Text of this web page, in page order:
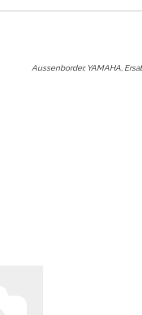
Aussenborder, YAMAHA,